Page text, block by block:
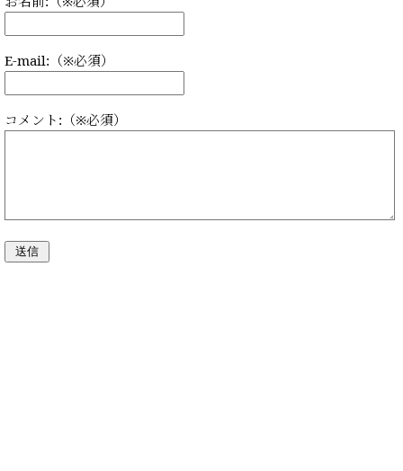
E-mail:（※必須）
コメント:（※必須）